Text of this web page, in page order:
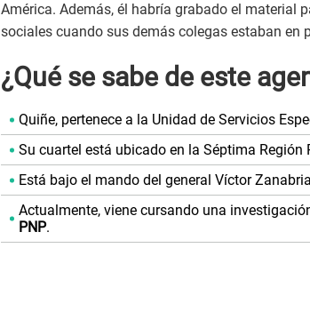
América. Además, él habría grabado el material
sociales cuando sus demás colegas estaban en
¿Qué se sabe de este
Quiñe, pertenece a la Unidad de Servicios
Su cuartel está ubicado en la Séptima Región
Está bajo el mando del general Víctor
Actualmente, viene cursando una
PNP.